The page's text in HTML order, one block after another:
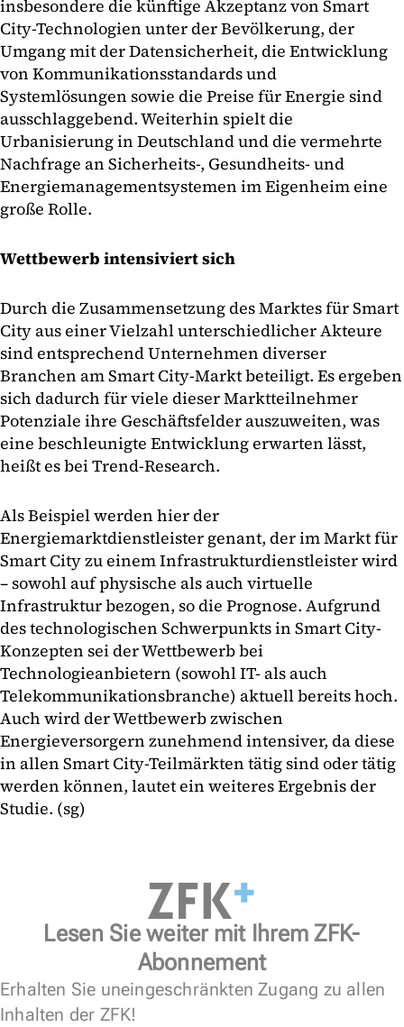
insbesondere die künftige Akzeptanz von Smart
City-Technologien unter der Bevölkerung, der
Umgang mit der Datensicherheit, die Entwicklung
von Kommunikationsstandards und
Systemlösungen sowie die Preise für Energie sind
ausschlaggebend. Weiterhin spielt die
Urbanisierung in Deutschland und die vermehrte
Nachfrage an Sicherheits-, Gesundheits- und
Energiemanagementsystemen im Eigenheim eine
große Rolle.
Wettbewerb intensiviert sich
Durch die Zusammensetzung des Marktes für Smart
City aus einer Vielzahl unterschiedlicher Akteure
sind entsprechend Unternehmen diverser
Branchen am Smart City-Markt beteiligt. Es ergeben
sich dadurch für viele dieser Marktteilnehmer
Potenziale ihre Geschäftsfelder auszuweiten, was
eine beschleunigte Entwicklung erwarten lässt,
heißt es bei Trend-Research.
Als Beispiel werden hier der
Energiemarktdienstleister genant, der im Markt für
Smart City zu einem Infrastrukturdienstleister wird
– sowohl auf physische als auch virtuelle
Infrastruktur bezogen, so die Prognose. Aufgrund
des technologischen Schwerpunkts in Smart City-
Konzepten sei der Wettbewerb bei
Technologieanbietern (sowohl IT- als auch
Telekommunikationsbranche) aktuell bereits hoch.
Auch wird der Wettbewerb zwischen
Energieversorgern zunehmend intensiver, da diese
in allen Smart City-Teilmärkten tätig sind oder tätig
werden können, lautet ein weiteres Ergebnis der
Studie. (sg)
Lesen Sie weiter mit Ihrem ZFK-
Abonnement
Erhalten Sie uneingeschränkten Zugang zu allen
Inhalten der ZFK!